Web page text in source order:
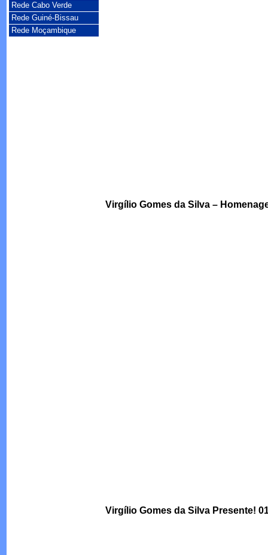
Rede Cabo Verde
Rede Guiné-Bissau
Rede Moçambique
Virgílio Gomes da Silva –
Virgílio Gomes da Silva Presente!